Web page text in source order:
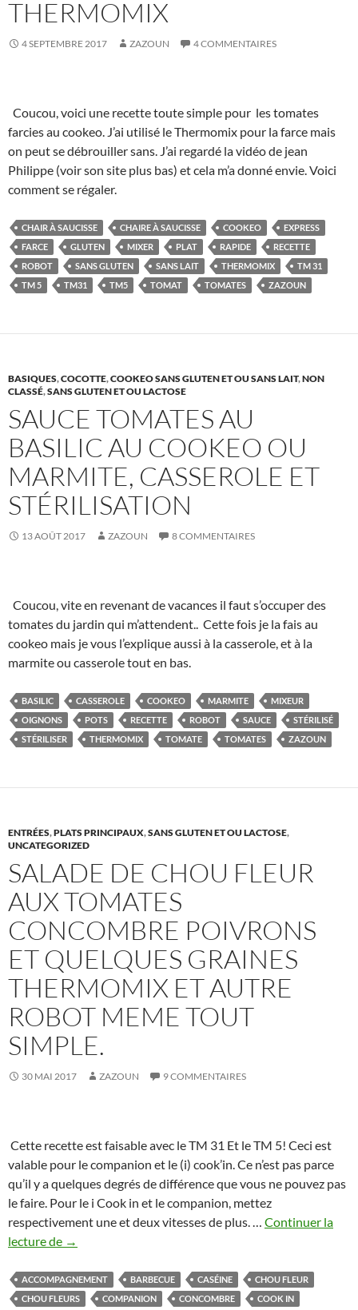
THERMOMIX
4 SEPTEMBRE 2017 ZAZOUN 4 COMMENTAIRES
Coucou, voici une recette toute simple pour les tomates
farcies au cookeo. J’ai utilisé le Thermomix pour la farce mais
on peut se débrouiller sans. J’ai regardé la vidéo de jean
Philippe (voir son site plus bas) et cela m’a donné envie. Voici
comment se régaler.
CHAIR À SAUCISSE CHAIRE À SAUCISSE COOKEO
EXPRESS
FARCE
GLUTEN MIXER PLAT RAPIDE
RECETTE
ROBOT
SANS GLUTEN SANS LAIT THERMOMIX
TM 31
TM 5
TM31 TM5 TOMAT TOMATES ZAZOUN
BASIQUES,COCOTTE,COOKEO SANS GLUTEN ET OU SANS LAIT,NON
CLASSÉ,SANS GLUTEN ET OU LACTOSE
SAUCE TOMATES AU
BASILIC AU COOKEO OU
MARMITE, CASSEROLE ET
STÉRILISATION
13 AOÛT 2017 ZAZOUN 8 COMMENTAIRES
Coucou, vite en revenant de vacances il faut s’occuper des
tomates du jardin qui m’attendent.. Cette fois je la fais au
cookeo mais je vous l’explique aussi à la casserole, et à la
marmite ou casserole tout en bas.
BASILIC CASSEROLE COOKEO MARMITE
MIXEUR
OIGNONS
POTS RECETTE ROBOT SAUCE
STÉRILISÉ
STÉRILISER
THERMOMIX TOMATE TOMATES ZAZOUN
ENTRÉES,PLATS PRINCIPAUX,SANS GLUTEN ET OU LACTOSE,
UNCATEGORIZED
SALADE DE CHOU FLEUR
AUX TOMATES
CONCOMBRE POIVRONS
ET QUELQUES GRAINES
THERMOMIX ET AUTRE
ROBOT MEME TOUT
SIMPLE.
30 MAI 2017 ZAZOUN 9 COMMENTAIRES
Cette recette est faisable avec le TM 31 Et le TM 5! Ceci est
valable pour le companion et le (i) cook’in. Ce n’est pas parce
qu’il y a quelques degrés de différence que vous ne pouvez pas
le faire. Pour le i Cook in et le companion, mettez
respectivement une et deux vitesses de plus. … Continuer la
lecture de Salade
chou
fleur
→
ACCOMPAGNEMENT BARBECUE CASÉINE
CHOU FLEUR
CHOU FLEURS
COMPANION CONCOMBRE COOK IN